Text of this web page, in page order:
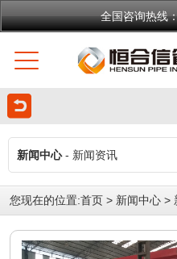
全国咨询热线
新闻中心- 新闻资讯
您现在的位置:首页 > 新闻中心 >